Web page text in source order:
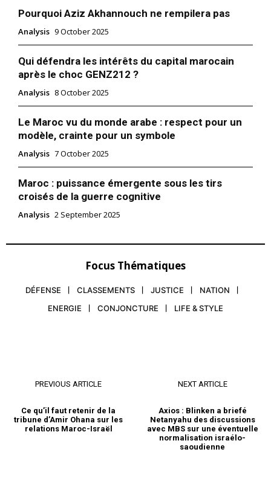
Pourquoi Aziz Akhannouch ne rempilera pas
Analysis 9 October 2025
Qui défendra les intérêts du capital marocain
après le choc GENZ212 ?
Analysis 8 October 2025
Le Maroc vu du monde arabe : respect pour un
modèle, crainte pour un symbole
Analysis 7 October 2025
Maroc : puissance émergente sous les tirs
croisés de la guerre cognitive
Analysis 2 September 2025
Focus Thématiques
DÉFENSE CLASSEMENTS JUSTICE
NATION
ENERGIE
CONJONCTURE LIFE & STYLE
PREVIOUS ARTICLE
Ce qu’il faut retenir de la
tribune d’Amir Ohana sur les
relations Maroc-Israël
NEXT ARTICLE
Axios : Blinken a briefé
Netanyahu des discussions
avec MBS sur une éventuelle
normalisation israélo-
saoudienne